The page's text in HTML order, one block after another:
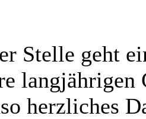
Stelle geht
langjährigen
herzliches